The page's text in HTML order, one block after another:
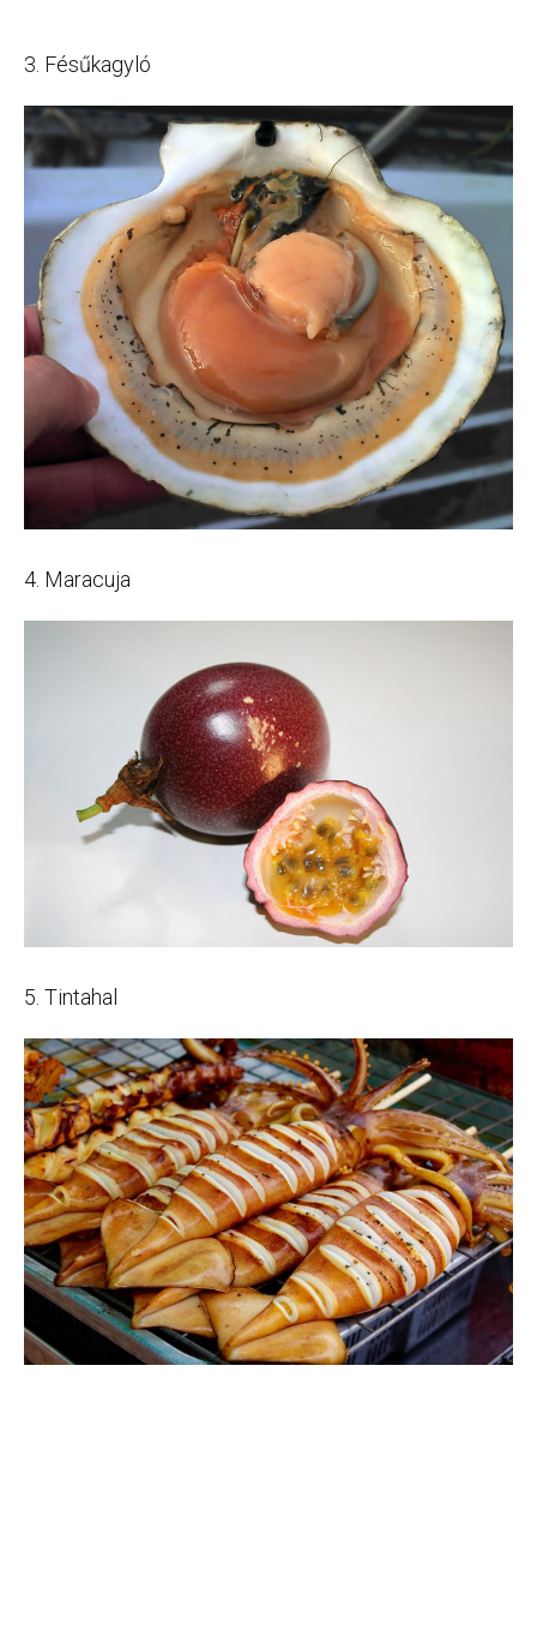
3. Fésűkagyló
4. Maracuja
5. Tintahal